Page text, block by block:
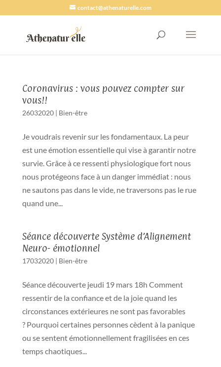
contact@athenaturelle.com
Coronavirus : vous pouvez compter sur
vous!!
26032020| Bien-être
Je voudrais revenir sur les fondamentaux. La peur
est une émotion essentielle qui vise à garantir notre
survie. Grâce à ce ressenti physiologique fort nous
nous protégeons face à un danger immédiat : nous
ne sautons pas dans le vide, ne traversons pas le rue
quand une...
Séance découverte Système d’Alignement
Neuro- émotionnel
17032020| Bien-être
Séance découverte jeudi 19 mars 18h Comment
ressentir de la confiance et de la joie quand les
circonstances extérieures ne sont pas favorables
? Pourquoi certaines personnes cèdent à la panique
ou se sentent émotionnellement fragilisées en ces
temps chaotiques...